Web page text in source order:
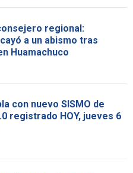
regional:
a un abismo tras
Huamachuco
con nuevo SISMO de
registrado HOY, jueves 6